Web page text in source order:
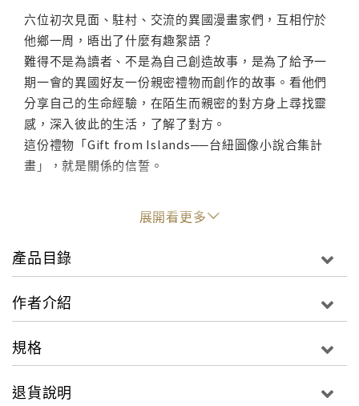
六位初次見面、駐村、交流的異國漫畫家們，互相佇於
他鄉一周，晤出了什麼有趣絮語？
難得不是為讀者、不是為自己創造故事，是為了給予一
期一會的異國好友一份親密禮物而創作的故事。看他們
分享自己的生命經驗，在陌生而親密的對方身上尋找靈
感，深入彼此的生活，了解了對方。
這份禮物「Gift from Islands──台紐圖像小說合集計
畫」，就是關係的信誓。
共計18篇短篇漫畫，拉牽人心成環，在隙中窺知漫畫家
們最貼近真實生活的感性。61Chi兒時的寵物、安哲的
風景凝視、小莊最愛的家人、Ant的第五代華裔幻想、
Rachel詩意的心靈意境、Tim的酒國豪情……一一在此
台灣與紐西蘭，兩個島嶼國度各選三名，交換駐村。六
事！本書為十八篇短篇故事的合輯，是六位作者互相交
展開看更多
產品目錄
作者介紹
規格
退貨說明